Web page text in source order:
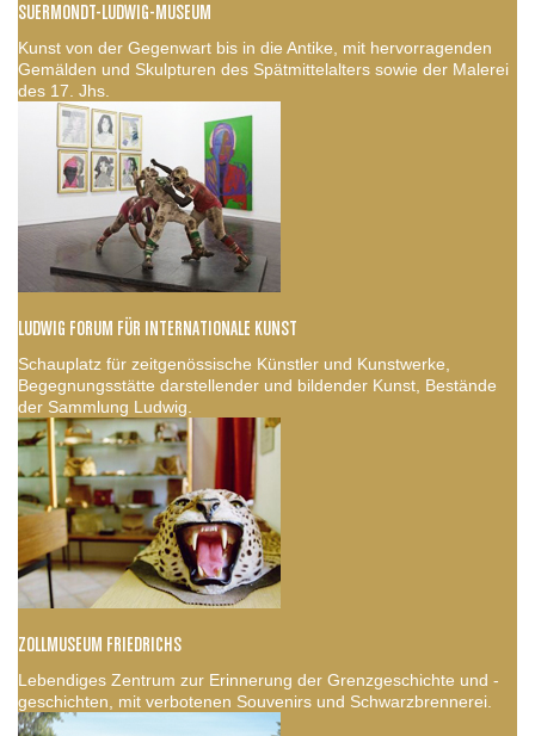
SUERMONDT-LUDWIG-MUSEUM
Kunst von der Gegenwart bis in die Antike, mit hervorragenden
Gemälden und Skulpturen des Spätmittelalters sowie der Malerei
des 17. Jhs.
LUDWIG FORUM FÜR INTERNATIONALE KUNST
Schauplatz für zeitgenössische Künstler und Kunstwerke,
Begegnungsstätte darstellender und bildender Kunst, Bestände
der Sammlung Ludwig.
ZOLLMUSEUM FRIEDRICHS
Lebendiges Zentrum zur Erinnerung der Grenzgeschichte und -
geschichten, mit verbotenen Souvenirs und Schwarzbrennerei.